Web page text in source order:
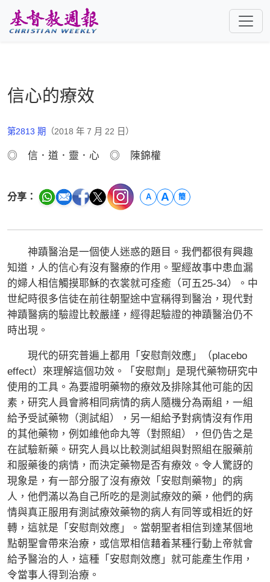
信心的療效
第2813 期 （2018 年 7 月 22 日）
◎ 信．道．靈．心 ◎ 陳錦權
分享： A A 簡
神蹟醫治是一個使人迷惑的題目。我們都很有興趣
知道，人的信心有沒有醫療的作用。聖經故事中患血漏
的婦人相信觸摸耶穌的衣裳就可痊癒（可五25-34）。中
世紀時很多信徒在前往朝聖途中宣稱得到醫治，現代對
神蹟醫病的驗證比較嚴謹，經得起驗證的神蹟醫治仍不
時出現。
現代的研究普遍上都用「安慰劑效應」（placebo
effect）來理解這個功效。「安慰劑」是現代藥物研究中
使用的工具。為要證明藥物的療效及排除其他可能的因
素，研究人員會將相同病情的病人隨機分為兩組，一組
給予受試藥物（測試組），另一組給予對病情沒有作用
的其他藥物，例如維他命丸等（對照組），但仍告之是
在試驗新藥。研究人員以比較測試組與對照組在服藥前
和服藥後的病情，而決定藥物是否有療效。令人驚訝的
現象是，有一部分服了沒有療效「安慰劑藥物」的病
人，他們滿以為自己所吃的是測試療效的藥，他們的病
情與真正服用有測試療效藥物的病人有同等或相近的好
轉，這就是「安慰劑效應」。當朝聖者相信到達某個地
點朝聖會帶來治療，或信眾相信藉着某種行動上帝就會
給予醫治的人，這種「安慰劑效應」就可能產生作用，
令當事人得到治療。